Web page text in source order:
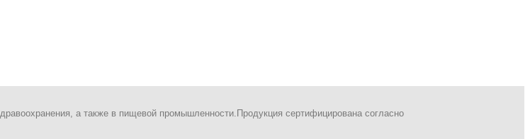
а также в пищевой промышленности.Продукция сертифицирована согласно